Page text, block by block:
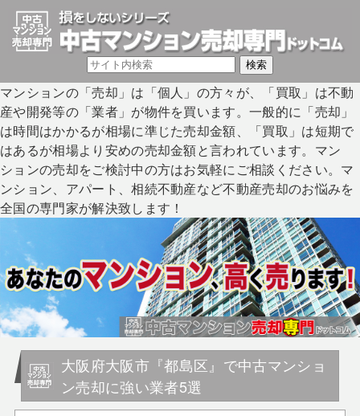
マンションの「売却」は「個人」の方々が、「買取」は不動
産や開発等の「業者」が物件を買います。一般的に「売却」
は時間はかかるが相場に準じた売却金額、「買取」は短期で
はあるが相場より安めの売却金額と言われています。マン
ションの売却をご検討中の方はお気軽にご相談ください。マ
ンション、アパート、相続不動産など不動産売却のお悩みを
全国の専門家が解決致します！
大阪府大阪市『都島区』で中古マンショ
ン売却に強い業者5選